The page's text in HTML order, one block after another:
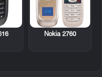
Nokia 2760